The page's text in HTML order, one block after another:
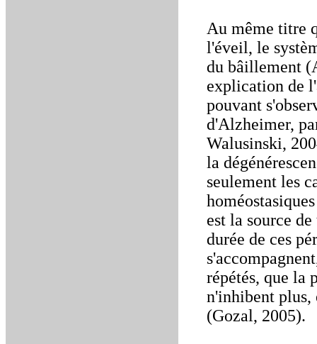
Au même titre
l'éveil, le
du bâillement
explication de
pouvant
d'Alzheimer,
Walusinski,
la
seulement les
est la source
durée de ces
répétés, que la
n'inhibent plus,
(Gozal, 2005).